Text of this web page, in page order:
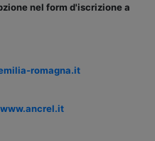
nel form d'iscrizione a
romagna.it
www.ancrel.it